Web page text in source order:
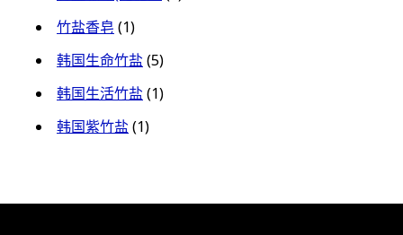
竹盐香皂 (1)
韩国生命竹盐(5)
韩国生活竹盐(1)
韩国紫竹盐(1)